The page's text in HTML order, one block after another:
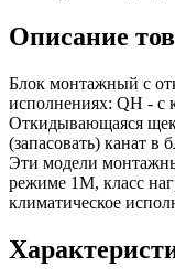
Описание
Блок монтажный с
исполнениях: QH - с
Откидывающаяся
(запасовать) канат
Эти модели
режиме 1М, класс
климатическое